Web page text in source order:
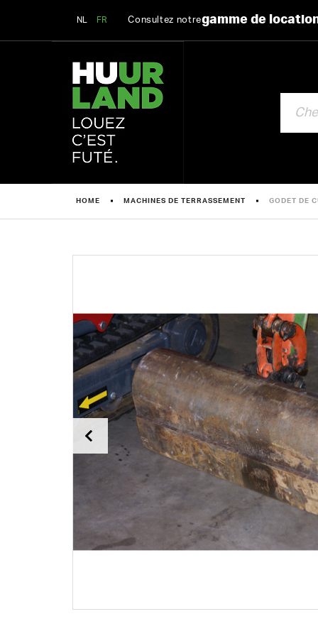
NL FR Consultez notregamme de
HOME MACHINES DE TERRASSEMENT GODET DE